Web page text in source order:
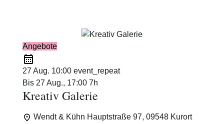
Angebote
27 Aug. 10:00 event_repeat
Bis 27 Aug., 17:00 7h
Kreativ Galerie
Wendt & Kühn Hauptstraße 97, 09548 Kurort